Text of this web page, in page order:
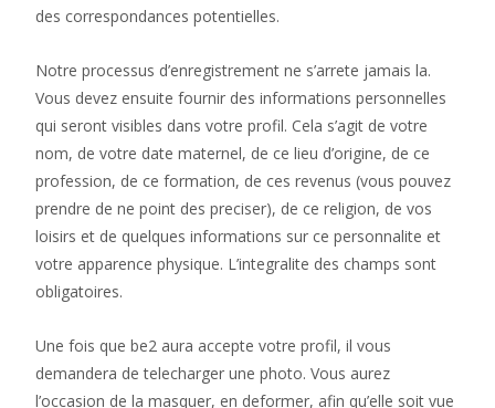
des correspondances potentielles.
Notre processus d’enregistrement ne s’arrete jamais la.
Vous devez ensuite fournir des informations personnelles
qui seront visibles dans votre profil. Cela s’agit de votre
nom, de votre date maternel, de ce lieu d’origine, de ce
profession, de ce formation, de ces revenus (vous pouvez
prendre de ne point des preciser), de ce religion, de vos
loisirs et de quelques informations sur ce personnalite et
votre apparence physique. L’integralite des champs sont
obligatoires.
Une fois que be2 aura accepte votre profil, il vous
demandera de telecharger une photo. Vous aurez
l’occasion de la masquer, en deformer, afin qu’elle soit vue